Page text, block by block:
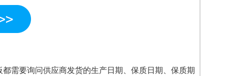
需要询问供应商发货的生产日期、保质日期、保质期